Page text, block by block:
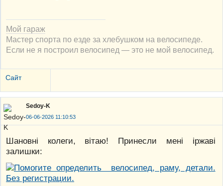
Мой гараж
Мастер спорта по езде за хлебушком на велосипеде.
Если не я построил велосипед — это не мой велосипед.
Сайт
Sedoy-K
06-06-2026 11:10:53
Шановні колеги, вітаю! Принесли мені іржаві
залишки: